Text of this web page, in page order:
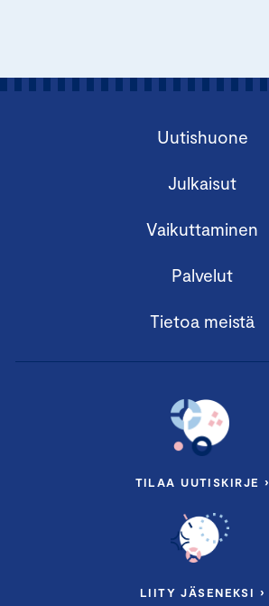
Uutishuone
Julkaisut
Vaikuttaminen
Palvelut
Tietoa meistä
TILAA UUTISKIRJE ›
LIITY JÄSENEKSI ›